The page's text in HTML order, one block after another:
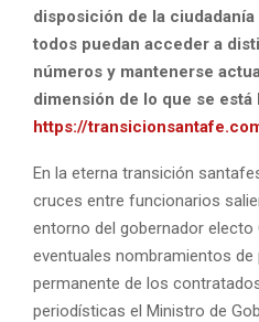
disposición de la
todos puedan acceder a
números y mantenerse
dimensión de lo que se está
https://
En la eterna transición
cruces entre funcionarios
entorno del gobernador electo
eventuales nombramientos de
permanente de los
periodísticas el Ministro de